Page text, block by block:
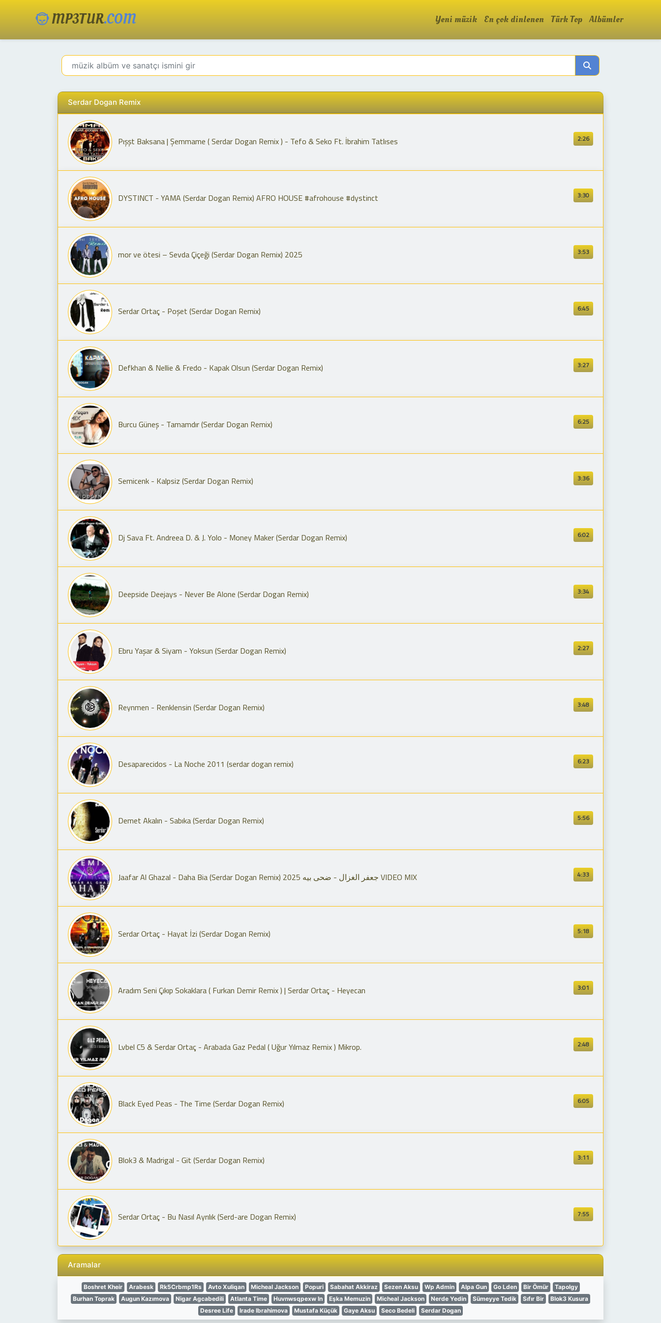
MP3TUR.COM Yeni müzik En çok dinlenen Türk Top Albümler
Serdar Dogan Remix
2:26
Pışşt Baksana | Şemmame ( Serdar Dogan Remix ) - Tefo & Seko Ft. İbrahim Tatlıses
3:30
DYSTINCT - YAMA (Serdar Dogan Remix) AFRO HOUSE #afrohouse #dystinct
3:53
mor ve ötesi – Sevda Çiçeği (Serdar Dogan Remix) 2025
6:45
Serdar Ortaç - Poşet (Serdar Dogan Remix)
3:27
Defkhan & Nellie & Fredo - Kapak Olsun (Serdar Dogan Remix)
6:25
Burcu Güneş - Tamamdır (Serdar Dogan Remix)
3:36
Semicenk - Kalpsiz (Serdar Dogan Remix)
6:02
Dj Sava Ft. Andreea D. & J. Yolo - Money Maker (Serdar Dogan Remix)
3:34
Deepside Deejays - Never Be Alone (Serdar Dogan Remix)
2:27
Ebru Yaşar & Siyam - Yoksun (Serdar Dogan Remix)
3:48
Reynmen - Renklensin (Serdar Dogan Remix)
6:23
Desaparecidos - La Noche 2011 (serdar dogan remix)
5:56
Demet Akalın - Sabıka (Serdar Dogan Remix)
4:33 Jaafar Al Ghazal - Daha Bia (Serdar Dogan Remix) جعفر الغزال - ضحى بيه 2025 VIDEO MIX
5:18
Serdar Ortaç - Hayat İzi (Serdar Dogan Remix)
3:01
Aradım Seni Çıkıp Sokaklara ( Furkan Demir Remix ) | Serdar Ortaç - Heyecan
2:48
Lvbel C5 & Serdar Ortaç - Arabada Gaz Pedal ( Uğur Yılmaz Remix ) Mikrop.
6:05
Black Eyed Peas - The Time (Serdar Dogan Remix)
3:11
Blok3 & Madrigal - Git (Serdar Dogan Remix)
7:55
Serdar Ortaç - Bu Nasıl Ayrılık (Serd-are Dogan Remix)
Aramalar
Boshret Kheir Arabesk Rk5Crbmp1Rs Avto Xuliqan Micheal Jackson Popuri Sabahat Akkiraz Sezen Aksu Wp Admin Alpa Gun Go Lden Bir Ömür
Tapolgy
Burhan Toprak
Augun Kazımova Nigar Agcabedili Atlanta Time Huvnwsqpexw In Eşka Memuzin Micheal Jackson Nerde Yedin Sümeyye Tedik Sıfır Bir
Blok3 Kusura
Desree Life
Irade Ibrahimova Mustafa Küçük Gaye Aksu Seco Bedeli Serdar Dogan